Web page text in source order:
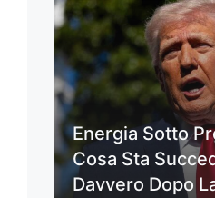
Energia Sotto
Cosa Sta
Davvero Dopo